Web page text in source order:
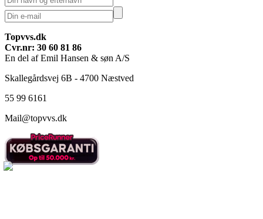
Topvvs.dk
Cvr.nr: 30 60 81 86
En del af Emil Hansen & søn A/S
Skallegårdsvej 6B - 4700 Næstved
55 99 6161
Mail@topvvs.dk